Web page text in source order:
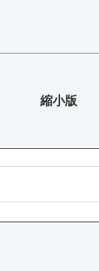
縮小版